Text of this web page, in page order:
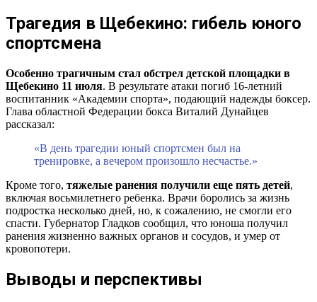
Трагедия в Щебекино: гибель юного
спортсмена
Особенно трагичным стал обстрел детской площадки в
Щебекино 11 июля. В результате атаки погиб 16-летний
воспитанник «Академии спорта», подающий надежды боксер.
Глава областной Федерации бокса Виталий Дунайцев
рассказал:
«В день трагедии юный спортсмен был на
тренировке, а вечером произошло несчастье.»
Кроме того, тяжелые ранения получили еще пять детей,
включая восьмилетнего ребенка. Врачи боролись за жизнь
подростка несколько дней, но, к сожалению, не смогли его
спасти. Губернатор Гладков сообщил, что юноша получил
ранения жизненно важных органов и сосудов, и умер от
кровопотери.
Выводы и перспективы